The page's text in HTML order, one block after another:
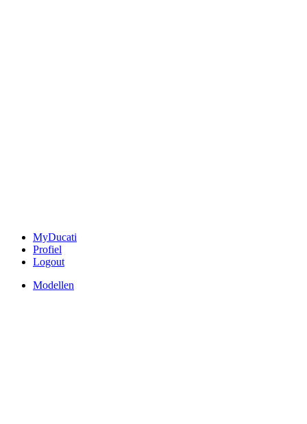
MyDucati
Profiel
Logout
Modellen